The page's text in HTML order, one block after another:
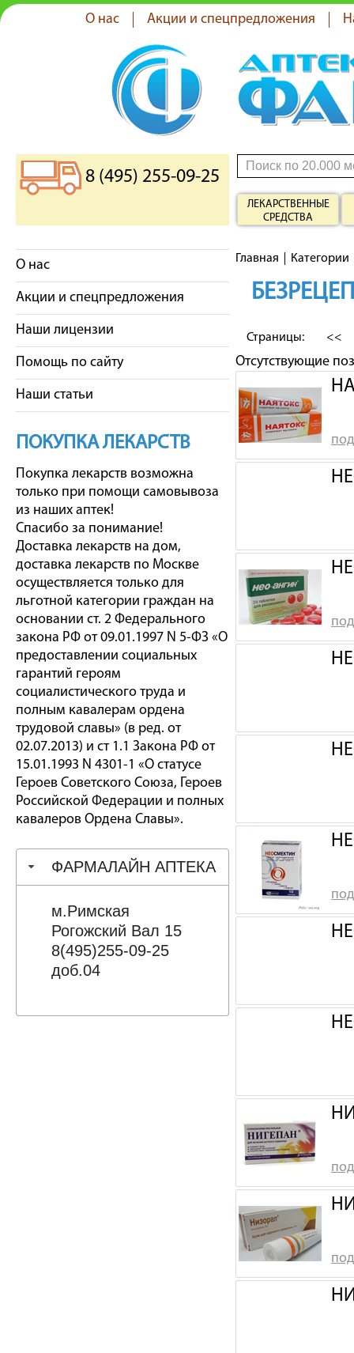
О нас Акции и спецпредложения
8 (495) 255-09-25
ЛЕКАРСТВЕННЫЕ
СРЕДСТВА
О нас
Акции и спецпредложения
Наши лицензии
Помощь по сайту
Наши статьи
ПОКУПКА ЛЕКАРСТВ
Покупка лекарств возможна
только при помощи самовывоза
из наших аптек!
Спасибо за понимание!
Доставка лекарств на дом,
доставка лекарств по Москве
осуществляется только для
льготной категории граждан на
основании ст. 2 Федерального
закона РФ от 09.01.1997 N 5-ФЗ «О
предоставлении социальных
гарантий героям
социалистического труда и
полным кавалерам ордена
трудовой славы» (в ред. от
02.07.2013) и ст 1.1 Закона РФ от
15.01.1993 N 4301-1 «О статусе
Героев Советского Союза, Героев
Российской Федерации и полных
кавалеров Ордена Славы».
ФАРМАЛАЙН АПТЕКА
м.Римская
Рогожский Вал 15
8(495)255-09-25
доб.04
Главная Категории
Страницы: <<
Отсутствующие